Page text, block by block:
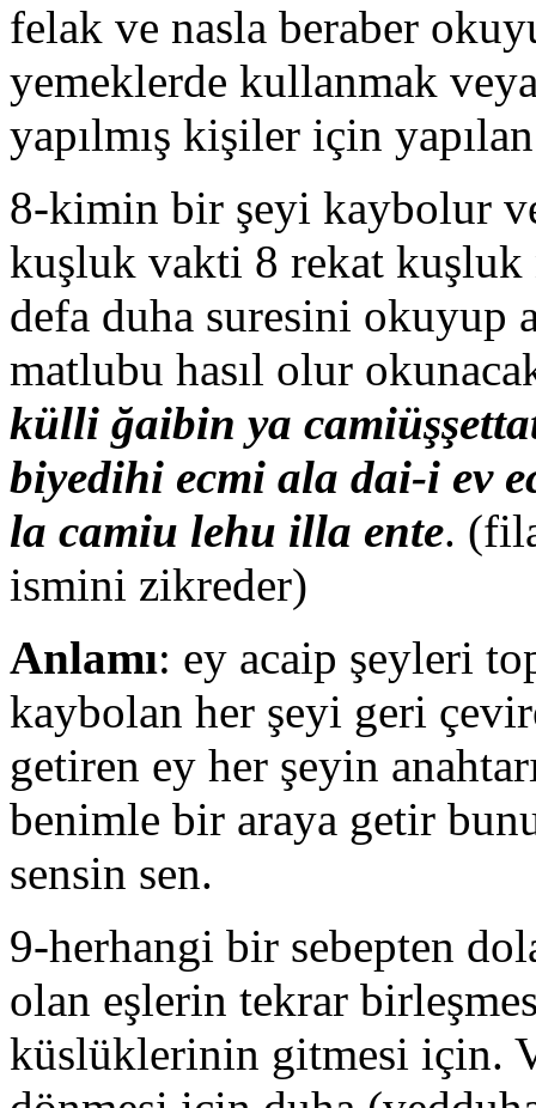
felak ve nasla beraber
yemeklerde kullanmak
yapılmış kişiler için
8-kimin bir şeyi kaybolur
kuşluk vakti 8 rekat kuşluk
defa duha suresini okuyup
matlubu hasıl olur
külli ğaibin ya
biyedihi ecmi ala dai-i ev
la camiu lehu illa ente.
ismini zikreder)
Anlamı: ey acaip şeyleri
kaybolan her şeyi geri
getiren ey her şeyin
benimle bir araya getir
sensin sen.
9-herhangi bir sebepten
olan eşlerin tekrar
küslüklerinin gitmesi için.